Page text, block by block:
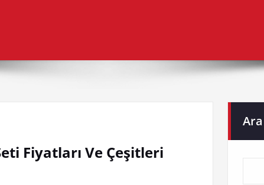
Fiyatları Ve Çeşitleri
Ara